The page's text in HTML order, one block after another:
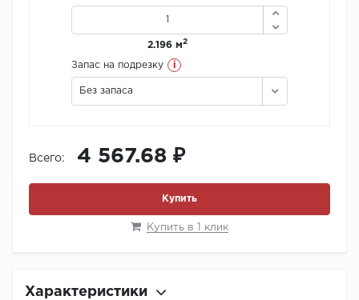
2.196 м2
Запас на подрезку i
Без запаса
Всего: 4 567.68 ₽
Купить
Купить в 1 клик
Характеристики